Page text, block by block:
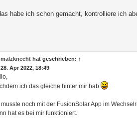
habe ich schon gemacht, kontrolliere ich
malzknecht hat geschrieben: ↑
28. Apr 2022, 18:49
ich das gleiche hinter mir hab
musste noch mit der FusionSolar App im
hat es bei mir funktioniert.